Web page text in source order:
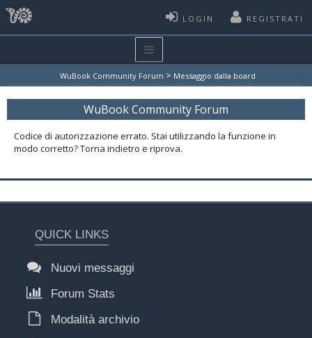
LOGIN REGISTRATI
WuBook Community Forum > Messaggio dalla board
WuBook Community Forum
Codice di autorizzazione errato. Stai utilizzando la funzione in
modo corretto? Torna indietro e riprova.
QUICK LINKS
Nuovi messaggi
Forum Stats
Modalità archivio